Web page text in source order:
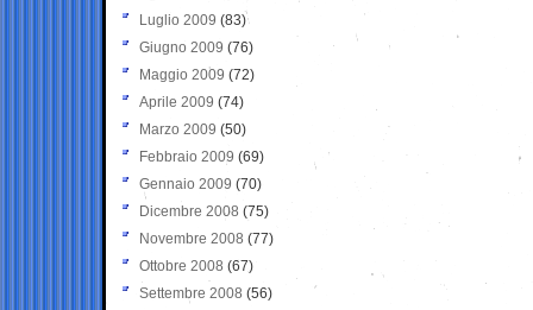
Luglio 2009 (83)
Giugno 2009 (76)
Maggio 2009 (72)
Aprile 2009 (74)
Marzo 2009 (50)
Febbraio 2009 (69)
Gennaio 2009 (70)
Dicembre 2008 (75)
Novembre 2008 (77)
Ottobre 2008 (67)
Settembre 2008 (56)